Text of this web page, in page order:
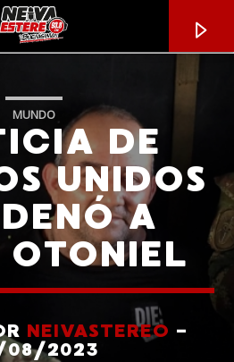
MUNDO
DE
UNIDOS
A
NEIVASTEREO -
2023